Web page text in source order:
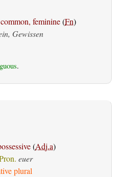
feminine(Fn)
Gewissen
.
(Adj.a)
euer
plural